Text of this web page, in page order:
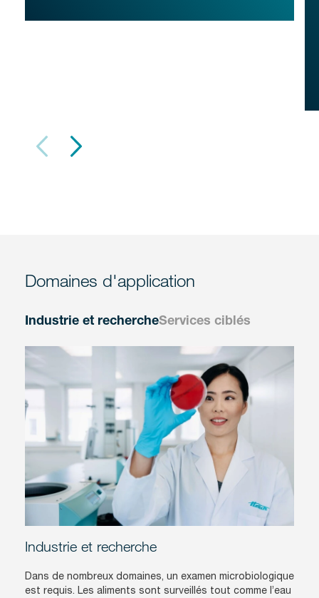
Domaines d'application
Industrie et rechercheServices ciblés
Industrie et recherche
Dans de nombreux domaines, un examen microbiologique
est requis. Les aliments sont surveillés tout comme l’eau